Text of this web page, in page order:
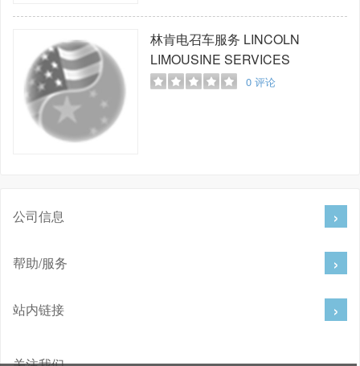
林肯电召车服务 LINCOLN
LIMOUSINE SERVICES
0评论
公司信息
帮助/服务
站内链接